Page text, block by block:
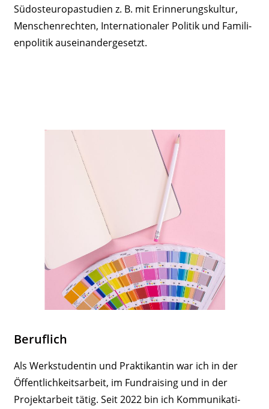
Südost­eu­ro­pa­studien z. B. mit Erin­ne­rungs­kultur,
Menschen­rechten, Inter­na­tio­naler Politik und Fami­li­
en­po­litik auseinandergesetzt.
Beruflich
Als Werk­stu­dentin und Prak­ti­kantin war ich in der
Öffent­lich­keits­arbeit, im Fund­raising und in der
Projekt­arbeit tätig. Seit 2022 bin ich Kommu­ni­ka­ti­